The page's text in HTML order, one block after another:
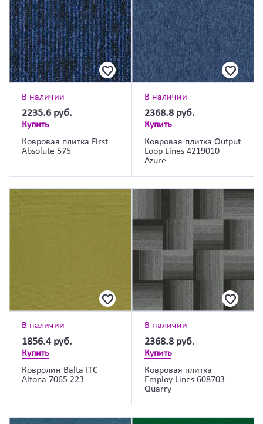
В наличии
2235.6 руб.
Купить
Ковровая плитка First
Absolute 575
В наличии
2368.8 руб.
Купить
Ковровая плитка Output
Loop Lines 4219010
Azure
В наличии
1856.4 руб.
Купить
Ковролин Balta ITC
Altona 7065 223
В наличии
2368.8 руб.
Купить
Ковровая плитка
Employ Lines 608703
Quarry